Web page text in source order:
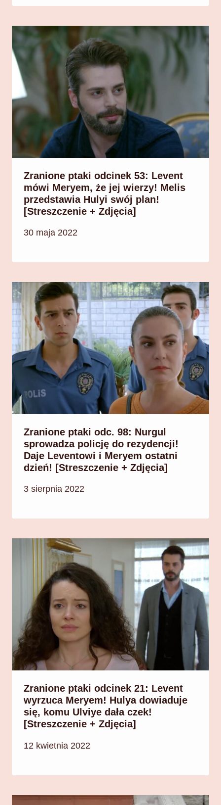
Zranione ptaki odcinek 53: Levent
mówi Meryem, że jej wierzy! Melis
przedstawia Hulyi swój plan!
[Streszczenie + Zdjęcia]
30 maja 2022
Zranione ptaki odc. 98: Nurgul
sprowadza policję do rezydencji!
Daje Leventowi i Meryem ostatni
dzień! [Streszczenie + Zdjęcia]
3 sierpnia 2022
Zranione ptaki odcinek 21: Levent
wyrzuca Meryem! Hulya dowiaduje
się, komu Ulviye dała czek!
[Streszczenie + Zdjęcia]
12 kwietnia 2022